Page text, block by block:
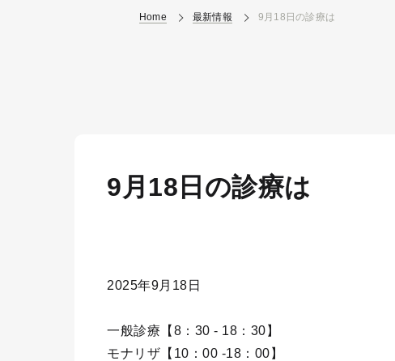
Home 最新情報 9月18日の診療は
9月18日の診療は
2025年9月18日
一般診療【8：30 - 18：30】
モナリザ【10：00 -18：00】